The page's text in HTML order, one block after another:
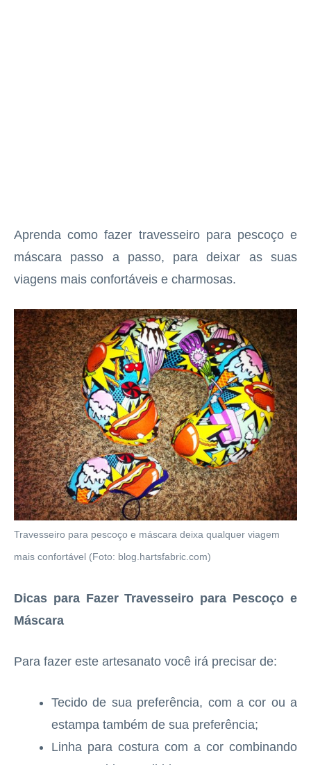
Aprenda como fazer travesseiro para pescoço e
máscara passo a passo, para deixar as suas
viagens mais confortáveis e charmosas.
Travesseiro para pescoço e máscara deixa qualquer viagem
mais confortável (Foto: blog.hartsfabric.com)
Dicas para Fazer Travesseiro para Pescoço e
Máscara
Para fazer este artesanato você irá precisar de:
Tecido de sua preferência, com a cor ou a
estampa também de sua preferência;
Linha para costura com a cor combinando